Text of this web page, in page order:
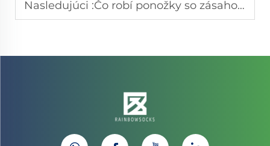
Nasledujúci :Čo robí ponožky so zásahom nevyhnutnými pre stabilitu v rôznych športoch